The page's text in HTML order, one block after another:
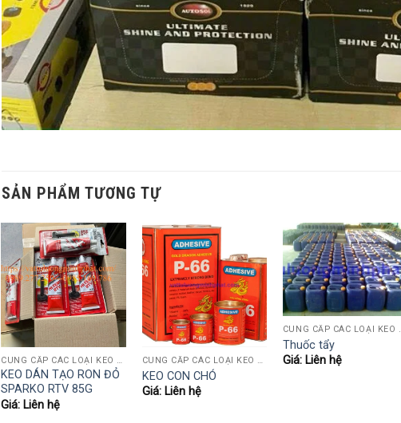
SẢN PHẨM TƯƠNG TỰ
CUNG CẤP CÁC LOẠI KEO NGÀNH GỖ (KEO SỮA, AB, 502, POLY, PUTTY HỆ NƯỚC..)
KEO DÁN TẠO RON ĐỎ
SPARKO RTV 85G
Giá: Liên hệ
CUNG CẤP CÁC LOẠI KEO NGÀNH GỖ (KEO SỮA, AB, 502, POLY, PUTTY HỆ NƯỚC..)
KEO CON CHÓ
Giá: Liên hệ
CUNG CẤP CÁC LOẠI
Thuốc tẩy
Giá: Liên hệ